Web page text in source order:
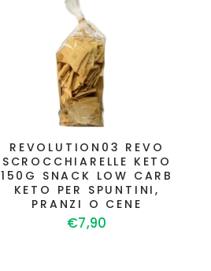
REVOLUTION03 REVO
SCROCCHIARELLE KETO
150G SNACK LOW CARB
KETO PER SPUNTINI,
PRANZI O CENE
€7,90